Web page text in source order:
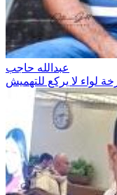
عبدالله حاجب
لواء لا يركع للتهميش